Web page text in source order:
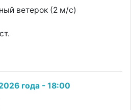
ветерок (2 м/с)
года - 18:00